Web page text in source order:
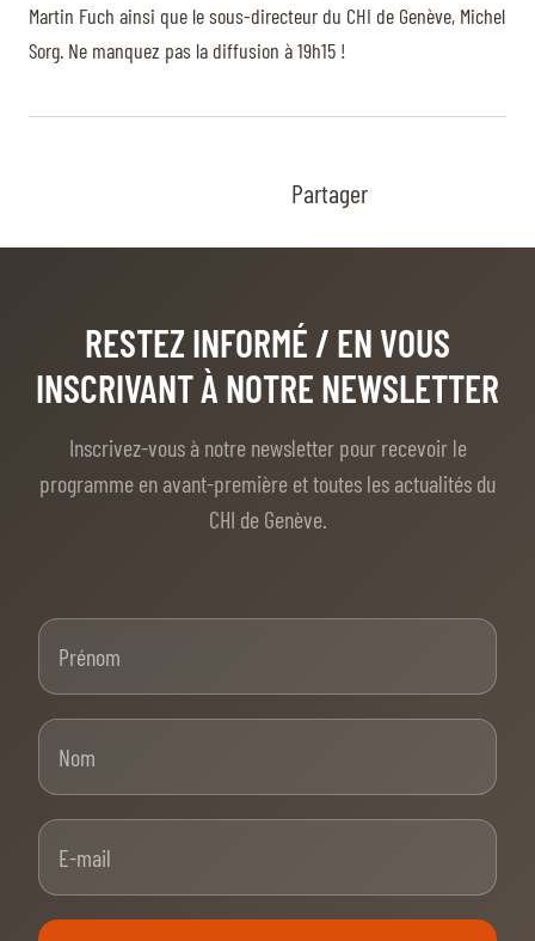
Martin Fuch ainsi que le sous-directeur du CHI de Genève, Michel
Sorg. Ne manquez pas la diffusion à 19h15 !
Partager
RESTEZ INFORMÉ / EN VOUS
INSCRIVANT À NOTRE NEWSLETTER
Inscrivez-vous à notre newsletter pour recevoir le
programme en avant-première et toutes les actualités du
CHI de Genève.